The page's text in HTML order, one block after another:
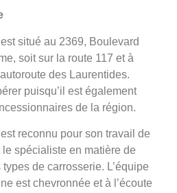
situé au 2369, Boulevard
soit sur la route 117 et à
des Laurentides.
puisqu’il est également
de la région.
reconnu pour son travail de
spécialiste en matière de
de carrosserie. L’équipe
est chevronnée et à l’écoute